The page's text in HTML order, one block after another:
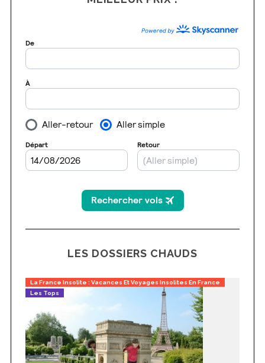
LES DOSSIERS CHAUDS
La France Insolite : Vacances Et Voyages Insolites En France
Les Tops